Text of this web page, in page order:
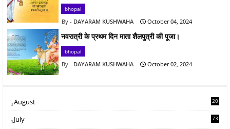
bhopal
DAYARAM KUSHWAHA October 04, 2024
नवरात्री के प्रथम दिन माता शैलपुत्री की पूजा।
bhopal
DAYARAM KUSHWAHA October 02, 2024
August 20
July 73